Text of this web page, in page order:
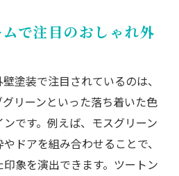
で注目のおしゃれ外
塗装で注目されているのは、
リーンといった落ち着いた色
です。例えば、モスグリーン
ドアを組み合わせることで、
象を演出できます。ツートン